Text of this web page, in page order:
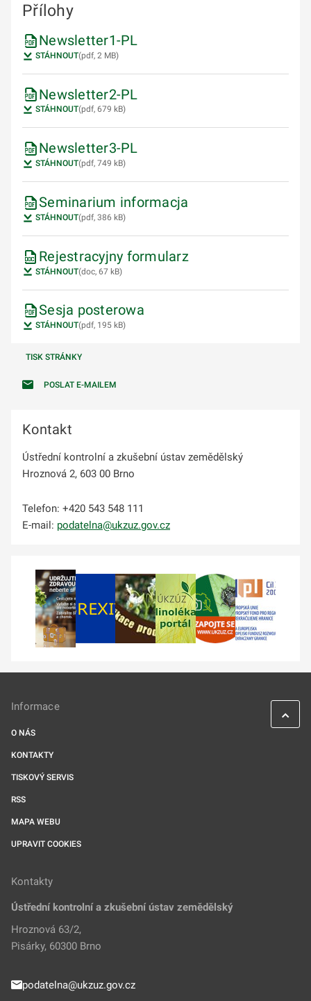
Přílohy
Newsletter1-PL
STÁHNOUT(pdf, 2 MB)
Newsletter2-PL
STÁHNOUT(pdf, 679 kB)
Newsletter3-PL
STÁHNOUT(pdf, 749 kB)
Seminarium informacja
STÁHNOUT(pdf, 386 kB)
Rejestracyjny formularz
STÁHNOUT(doc, 67 kB)
Sesja posterowa
STÁHNOUT(pdf, 195 kB)
TISK STRÁNKY
POSLAT E-MAILEM
Kontakt
Ústřední kontrolní a zkušební ústav zemědělský
Hroznová 2, 603 00 Brno
Telefon: +420 543 548 111
E-mail: podatelna@ukzuz.gov.cz
Informace
O NÁS
KONTAKTY
TISKOVÝ SERVIS
RSS
MAPA WEBU
UPRAVIT COOKIES
Kontakty
Ústřední kontrolní a zkušební ústav zemědělský
Hroznová 63/2,
Pisárky, 60300 Brno
podatelna@ukzuz.gov.cz